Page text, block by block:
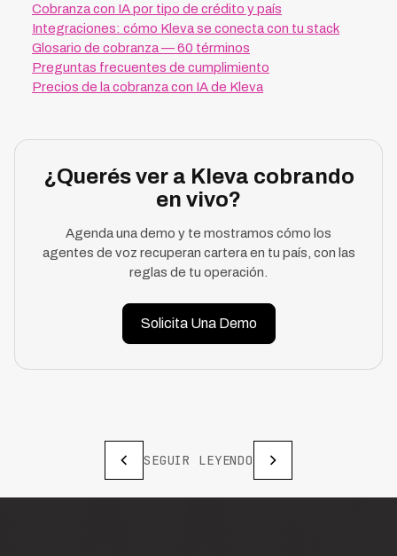
Cobranza con IA por tipo de crédito y país
Integraciones: cómo Kleva se conecta con tu stack
Glosario de cobranza — 60 términos
Preguntas frecuentes de cumplimiento
Precios de la cobranza con IA de Kleva
¿Querés ver a Kleva cobrando
en vivo?
Agenda una demo y te mostramos cómo los
agentes de voz recuperan cartera en tu país, con las
reglas de tu operación.
Solicita Una Demo
SEGUIR LEYENDO